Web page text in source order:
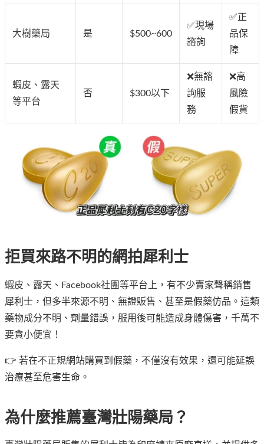
大樹藥局 是 $500~600
✅現場
諮詢
✅正
品保
障
蝦皮、露天
等平台
否 $300以下
❌無諮
詢服
務
❌高
風險
假貨
拒買來路不明的網拍犀利士
蝦皮、露天、Facebook社團等平台上，有不少賣家聲稱銷售
犀利士，但多半來源不明、無證販售、甚至是假藥仿品。這類
藥物成分不明、劑量錯誤，服用後可能造成身體傷害，千萬不
要貪小便宜！
👉 若在不正規網站購買到假藥，不僅沒有效果，還可能延誤
治療甚至危害生命。
為什麼推薦臺灣壯陽藥局？